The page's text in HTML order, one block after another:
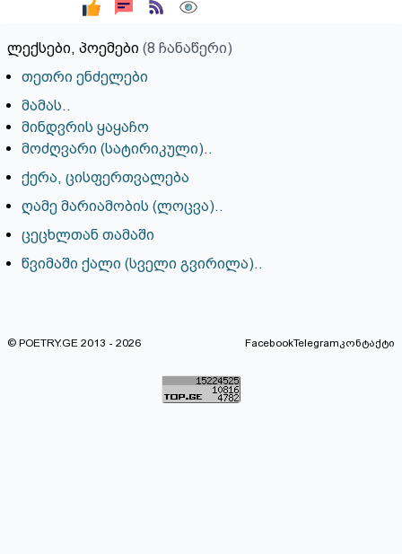
ლექსები, პოემები (8 ჩანაწერი)
თეთრი ენძელები
მამას..
მინდვრის ყაყაჩო
მოძღვარი (სატირიკული)..
ქერა, ცისფერთვალება
ღამე მარიამობის (ლოცვა)..
ცეცხლთან თამაში
წვიმაში ქალი (სველი გვირილა)..
© POETRY.GE 2013 - 2026 FacebookTelegramკონტაქტი